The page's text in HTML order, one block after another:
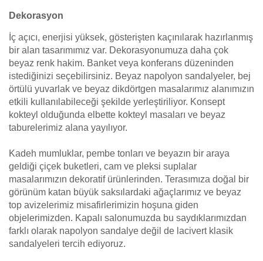
Dekorasyon
İç açıcı, enerjisi yüksek, gösterişten kaçınılarak hazırlanmış
bir alan tasarımımız var. Dekorasyonumuza daha çok
beyaz renk hakim. Banket veya konferans düzeninden
istediğinizi seçebilirsiniz. Beyaz napolyon sandalyeler, bej
örtülü yuvarlak ve beyaz dikdörtgen masalarımız alanımızın
etkili kullanılabileceği şekilde yerleştiriliyor. Konsept
kokteyl olduğunda elbette kokteyl masaları ve beyaz
taburelerimiz alana yayılıyor.
Kadeh mumluklar, pembe tonları ve beyazın bir araya
geldiği çiçek buketleri, cam ve pleksi suplalar
masalarımızın dekoratif ürünlerinden. Terasımıza doğal bir
görünüm katan büyük saksılardaki ağaçlarımız ve beyaz
top avizelerimiz misafirlerimizin hoşuna giden
objelerimizden. Kapalı salonumuzda bu saydıklarımızdan
farklı olarak napolyon sandalye değil de lacivert klasik
sandalyeleri tercih ediyoruz.